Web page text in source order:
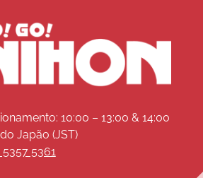
10:00 – 13:00 & 14:00
Japão (JST)
5357 5361